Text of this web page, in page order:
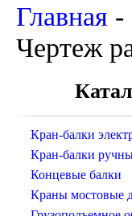
Главная -
Чертеж
Кран-балки
Кран-балки
Концевые балки
Краны мостовые